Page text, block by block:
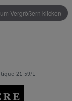
Vergrößern klicken
21-59/L